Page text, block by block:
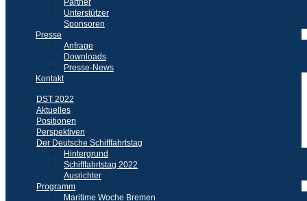
Partner
Unterstützer
Sponsoren
Presse
Anfrage
Downloads
Presse-News
Kontakt
DST 2022
Aktuelles
Positionen
Perspektiven
Der Deutsche Schifffahrtstag
Hintergrund
Schifffahrtstag 2022
Ausrichter
Programm
Maritime Woche Bremen